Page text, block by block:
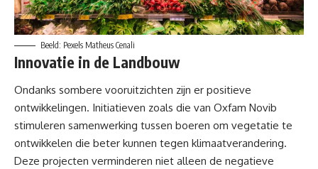
Beeld: Pexels Matheus Cenali
Innovatie in de Landbouw
Ondanks sombere vooruitzichten zijn er positieve
ontwikkelingen. Initiatieven zoals die van Oxfam Novib
stimuleren samenwerking tussen boeren om vegetatie te
ontwikkelen die beter kunnen tegen klimaatverandering.
Deze projecten verminderen niet alleen de negatieve